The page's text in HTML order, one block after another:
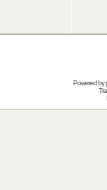
Powered by